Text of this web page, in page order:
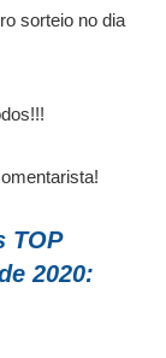
sorteio no dia
TOP
2020: